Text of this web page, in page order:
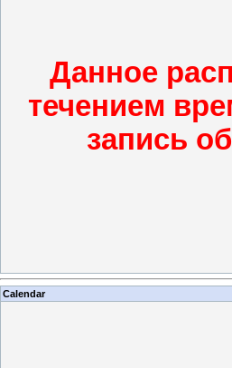
Данное
течением
запись
Calendar